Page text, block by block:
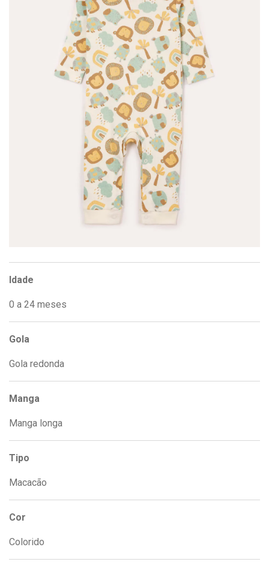
Idade
0 a 24 meses
Gola
Gola redonda
Manga
Manga longa
Tipo
Macacão
Cor
Colorido